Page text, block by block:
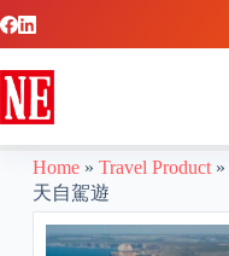
Home» Travel Product»
天自駕遊